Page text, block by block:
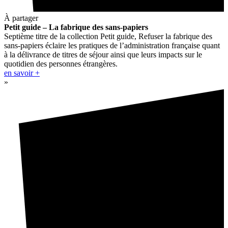
À partager
Petit guide – La fabrique des sans-papiers
Septième titre de la collection Petit guide, Refuser la fabrique des
sans-papiers éclaire les pratiques de l’administration française quant
à la délivrance de titres de séjour ainsi que leurs impacts sur le
quotidien des personnes étrangères.
en savoir +
»